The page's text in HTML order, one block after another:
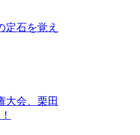
定石を覚え
大会、栗田